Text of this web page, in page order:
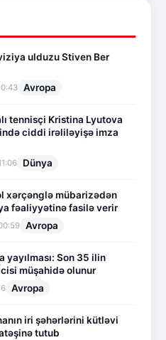
ulduzu Stiven Ber
Avropa
tennisçi Kristina Lyutova
ciddi irəliləyişə imza
Dünya
xərçənglə mübarizədən
fəaliyyətinə fasilə verir
Avropa
yayılması: Son 35 ilin
müşahidə olunur
Avropa
iri şəhərlərini kütləvi
tutub